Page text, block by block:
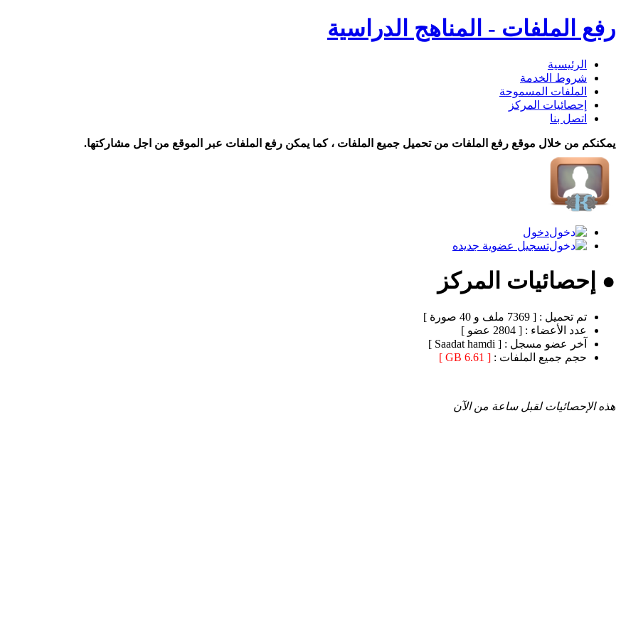
رفع الملفات - المناهج الدراسية
الرئيسية
شروط الخدمة
الملفات المسموحة
إحصائيات المركز
اتصل بنا
يمكنكم من خلال موقع رفع الملفات من تحميل جميع الملفات ، كما يمكن رفع الملفات عبر الموقع من اجل مشاركتها.
دخول
تسجيل عضوية جديده
● إحصائيات المركز
تم تحميل : [ 7369 ملف و 40 صورة ]
عدد الأعضاء : [ 2804 عضو ]
آخر عضو مسجل : [ Saadat hamdi ]
حجم جميع الملفات : [ 6.61 GB ]
هذه الإحصائيات لقبل ساعة من الآن